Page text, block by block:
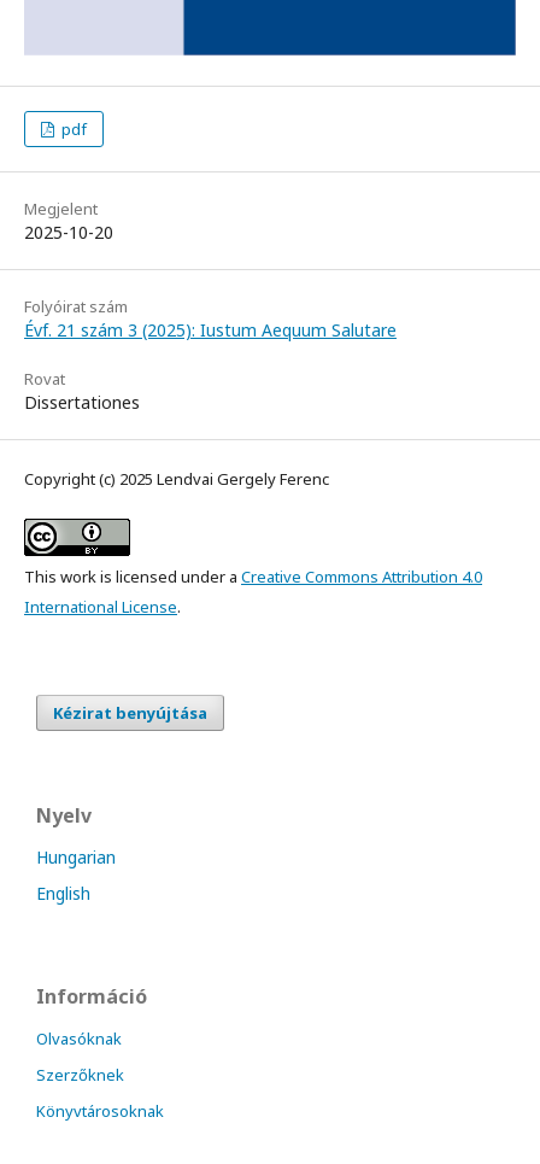
pdf
Megjelent
2025-10-20
Folyóirat szám
Évf. 21 szám 3 (2025): Iustum Aequum Salutare
Rovat
Dissertationes
Copyright (c) 2025 Lendvai Gergely Ferenc
This work is licensed under a Creative Commons Attribution 4.0
International License.
Kézirat benyújtása
Nyelv
Hungarian
English
Információ
Olvasóknak
Szerzőknek
Könyvtárosoknak